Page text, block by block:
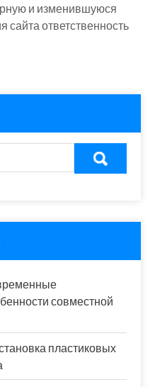
и изменившуюся
ответственность
совместной
пластиковых